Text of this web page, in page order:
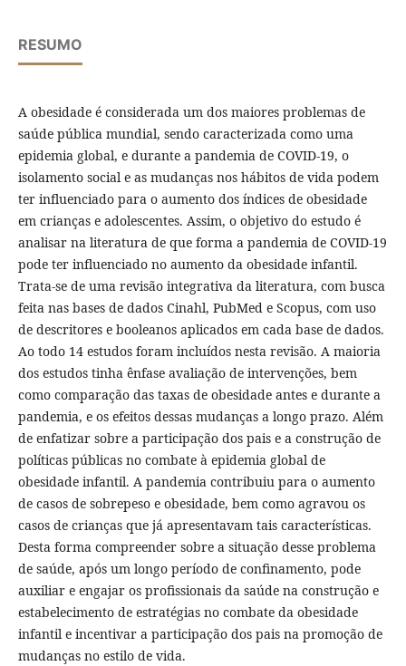
RESUMO
A obesidade é considerada um dos maiores problemas de
saúde pública mundial, sendo caracterizada como uma
epidemia global, e durante a pandemia de COVID-19, o
isolamento social e as mudanças nos hábitos de vida podem
ter influenciado para o aumento dos índices de obesidade
em crianças e adolescentes. Assim, o objetivo do estudo é
analisar na literatura de que forma a pandemia de COVID-19
pode ter influenciado no aumento da obesidade infantil.
Trata-se de uma revisão integrativa da literatura, com busca
feita nas bases de dados Cinahl, PubMed e Scopus, com uso
de descritores e booleanos aplicados em cada base de dados.
Ao todo 14 estudos foram incluídos nesta revisão. A maioria
dos estudos tinha ênfase avaliação de intervenções, bem
como comparação das taxas de obesidade antes e durante a
pandemia, e os efeitos dessas mudanças a longo prazo. Além
de enfatizar sobre a participação dos pais e a construção de
políticas públicas no combate à epidemia global de
obesidade infantil. A pandemia contribuiu para o aumento
de casos de sobrepeso e obesidade, bem como agravou os
casos de crianças que já apresentavam tais características.
Desta forma compreender sobre a situação desse problema
de saúde, após um longo período de confinamento, pode
auxiliar e engajar os profissionais da saúde na construção e
estabelecimento de estratégias no combate da obesidade
infantil e incentivar a participação dos pais na promoção de
mudanças no estilo de vida.